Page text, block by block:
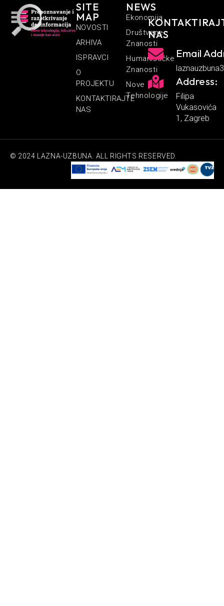
SITE
MAP
NOVOSTI
ARHIVA
ISPRAVCI
O
PROJEKTU
KONTAKTIRAJTE
NAS
NEWS
Ekonomija
Društvene
Znanosti
Humanističke
Znanosti
Nove
Tehnologije
NAS
Email
Address:
Filipa
Vukasovića
1, Zagreb
© 2024 LAZNA-UZBUNA. ALL RIGHTS RESERVED.